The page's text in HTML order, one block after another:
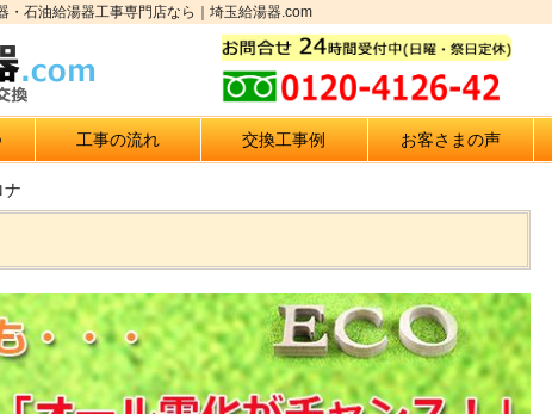
・石油給湯器工事専門店なら｜埼玉給湯器.com
工事の流れ 交換工事例 お客さまの声
ナ